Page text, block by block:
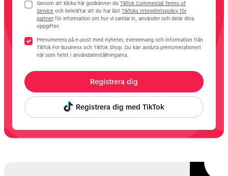
Genom att klicka här godkänner du TikTok Commercial Terms of
Service och bekräftar att du har läst TikToks Integritetspolicy för
partnerför information om hur vi samlar in, använder och delar dina
uppgifter.
Prenumerera på e-post med nyheter, evenemang och information från
TikTok For Business och TikTok Shop. Du kan avsluta prenumerationen
när som helst i användarinställningarna.
Registrera dig
Registrera dig med TikTok